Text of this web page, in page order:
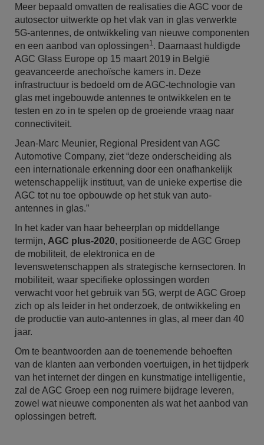
Meer bepaald omvatten de realisaties die AGC voor de
autosector uitwerkte op het vlak van in glas verwerkte
5G-antennes, de ontwikkeling van nieuwe componenten
en een aanbod van oplossingen1. Daarnaast huldigde
AGC Glass Europe op 15 maart 2019 in België
geavanceerde anechoïsche kamers in. Deze
infrastructuur is bedoeld om de AGC-technologie van
glas met ingebouwde antennes te ontwikkelen en te
testen en zo in te spelen op de groeiende vraag naar
connectiviteit.
Jean-Marc Meunier, Regional President van AGC
Automotive Company, ziet “deze onderscheiding als
een internationale erkenning door een onafhankelijk
wetenschappelijk instituut, van de unieke expertise die
AGC tot nu toe opbouwde op het stuk van auto-
antennes in glas.”
In het kader van haar beheerplan op middellange
termijn, AGC plus-2020, positioneerde de AGC Groep
de mobiliteit, de elektronica en de
levenswetenschappen als strategische kernsectoren. In
mobiliteit, waar specifieke oplossingen worden
verwacht voor het gebruik van 5G, werpt de AGC Groep
zich op als leider in het onderzoek, de ontwikkeling en
de productie van auto-antennes in glas, al meer dan 40
jaar.
Om te beantwoorden aan de toenemende behoeften
van de klanten aan verbonden voertuigen, in het tijdperk
van het internet der dingen en kunstmatige intelligentie,
zal de AGC Groep een nog ruimere bijdrage leveren,
zowel wat nieuwe componenten als wat het aanbod van
oplossingen betreft.